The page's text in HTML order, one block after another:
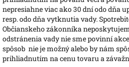
nepresiahne viac ako 30 dní odo dňa
resp. odo dňa vytknutia vady.
Občianskeho zákonníka
odstránenia vady nie sme povinní
spôsob nie je možný alebo by nám
prihliadnutím na cenu tovaru a